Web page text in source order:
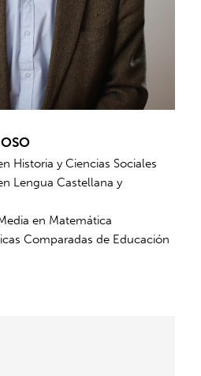
Historia y Ciencias Sociales
Lengua Castellana y
en Matemática
Comparadas de Educación